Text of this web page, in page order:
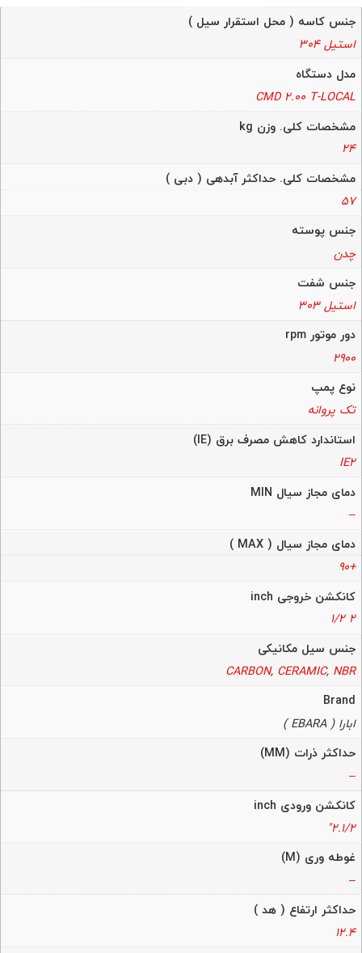
جنس کاسه ( محل استقرار سیل )
استیل 304
مدل دستگاه
CMD 2.00 T-LOCAL
مشخصات کلی. وزن kg
24
مشخصات کلی. حداکثر آبدهی ( دبی )
57
جنس پوسته
چدن
جنس شفت
استیل 303
دور موتور rpm
2900
نوع پمپ
تک پروانه
استاندارد کاهش مصرف برق (IE)
IE2
دمای مجاز سیال MIN
–
دمای مجاز سیال ( MAX )
+90
کانکشن خروجی inch
2 1/2
جنس سیل مکانیکی
CARBON, CERAMIC, NBR
Brand
ابارا ( EBARA )
حداکثر ذرات (MM)
–
کانکشن ورودی inch
2.1/2"
غوطه وری (M)
–
حداکثر ارتفاع ( هد )
12.4